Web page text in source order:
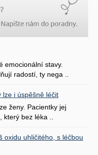
emocionální stavy.
radostí, ty nega ..
lze i úspěšně léčit
ženy. Pacientky jej
který bez léka ..
oxidu uhličitého, s léčbou